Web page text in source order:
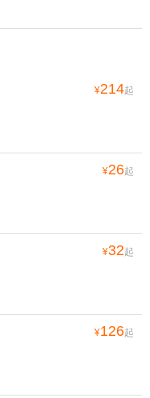
¥214起
¥26起
¥32起
¥126起